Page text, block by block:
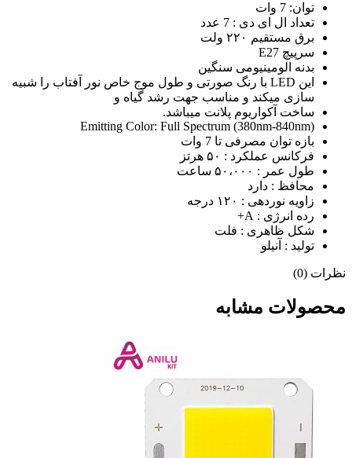
توان: 7 وات
تعداد ال ای دی : 7 عدد
برق مستقیم ۲۲۰ ولت
سرپیچ E27
بدنه الومینیومی سنگین
این LED با رنگ صورتی و طول موج خاص نور آفتاب را شبیه
سازی میکند و مناسب جهت رشد گیاه و
ساخت آکواریوم پلانت میباشد.
Emitting Color: Full Spectrum (380nm-840nm)
بازه توان مصرفی تا 7 وات
فرکانس عملکرد : ۵۰ هرتز
طول عمر : ۵۰،۰۰۰ ساعت
محافظ : دارد
زاویه نوردهی : ۱۲۰ درجه
رده انرژی : A+
شکل ظاهری : فلت
تولید : آنیلو
نظرات (0)
محصولات مشابه